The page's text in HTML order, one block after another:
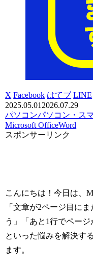
X Facebook はてブ LINE
2025.05.01 2026.07.29
パソコンパソコン・ス
Microsoft OfficeWord
スポンサーリンク
こんにちは！今日は、
「文章が2ページ目に
う」「あと1行でページ
といった悩みを解決す
ます。